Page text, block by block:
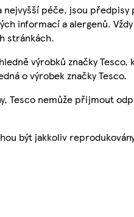
péče, jsou
informací a alergenů.
stránkách.
výrobků značky
o výrobek značky Tesco.
Tesco nemůže přijmout
být jakkoliv